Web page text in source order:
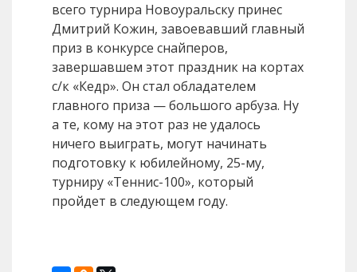
всего турнира Новоуральску принес
Дмитрий Кожин, завоевавший главный
приз в конкурсе снайперов,
завершавшем этот праздник на кортах
с/к «Кедр». Он стал обладателем
главного приза — большого арбуза. Ну
а те, кому на этот раз не удалось
ничего выиграть, могут начинать
подготовку к юбилейному, 25-му,
турниру «Теннис-100», который
пройдет в следующем году.